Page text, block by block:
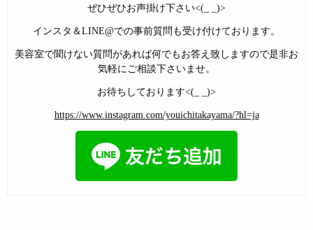
ぜひぜひお声掛け下さい<(_ _)>
インスタ＆LINE@での事前質問も受け付けております。
美容室で聞けない質問があれば何でもお答え致しますので是非お
気軽にご相談下さいませ。
お待ちしております<(_ _)>
https://www.instagram.com/youichitakayama/?hl=ja